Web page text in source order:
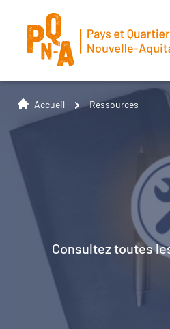
Accueil Ressources
Consultez toutes